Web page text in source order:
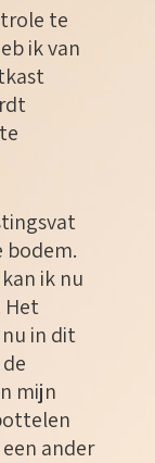
te
ik van
bodem.
ik nu
Het
in dit
mijn
ander